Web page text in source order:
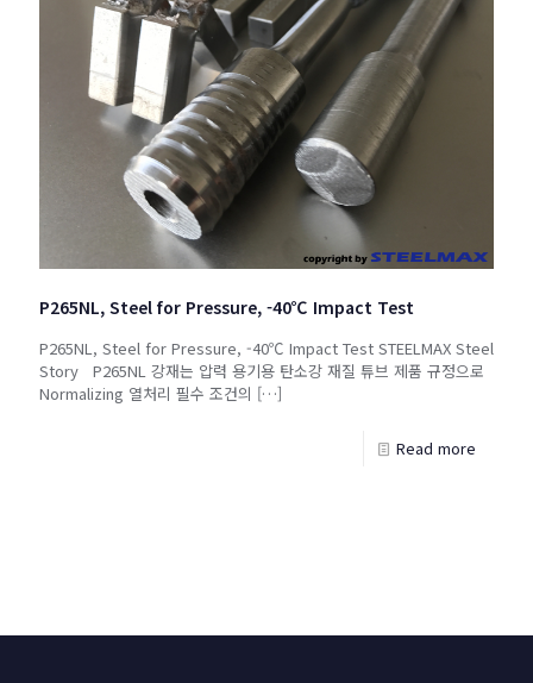
P265NL, Steel for Pressure, -40℃ Impact Test
P265NL, Steel for Pressure, -40℃ Impact Test STEELMAX Steel
Story P265NL 강재는 압력 용기용 탄소강 재질 튜브 제품 규정으로
Normalizing 열처리 필수 조건의 […]
Read more